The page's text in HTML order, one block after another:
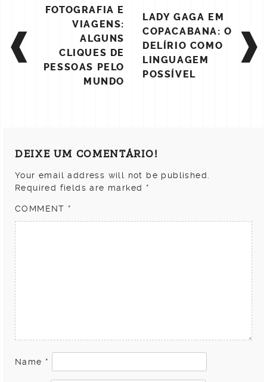
POST
NAVIGATION
FOTOGRAFIA E
VIAGENS:
ALGUNS
CLIQUES DE
PESSOAS PELO
MUNDO
LADY GAGA EM
COPACABANA: O
DELÍRIO COMO
LINGUAGEM
POSSÍVEL
DEIXE UM COMENTÁRIO!
Your email address will not be published.
Required fields are marked *
COMMENT *
Name *